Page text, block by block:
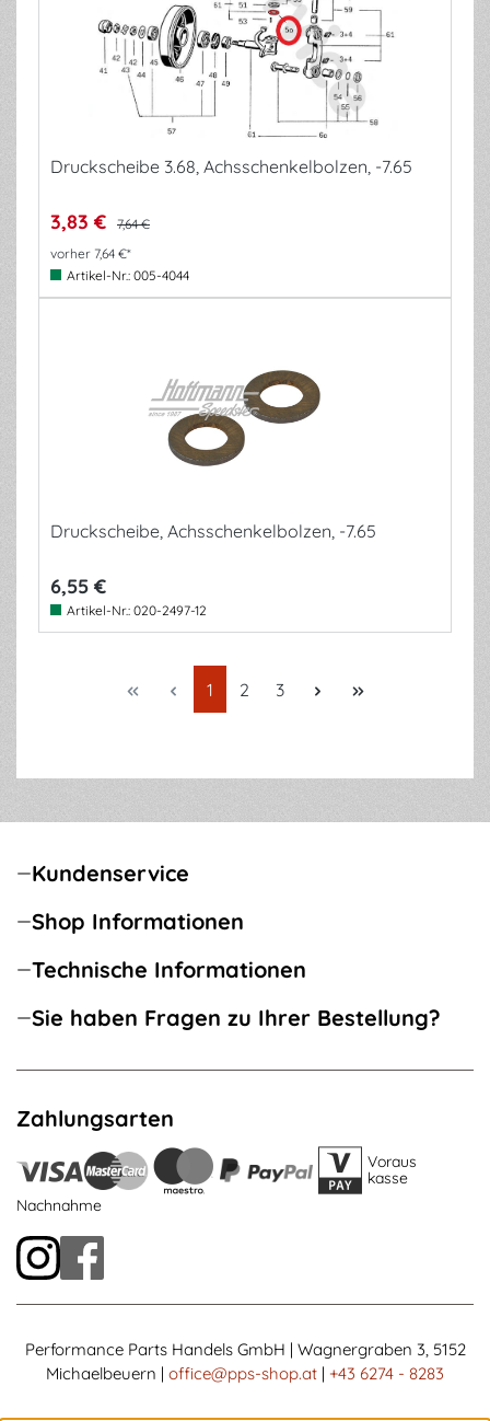
Druckscheibe 3.68, Achsschenkelbolzen, -7.65
3,83 €
7,64 €
vorher 7,64 €*
Artikel-Nr.: 005-4044
Druckscheibe, Achsschenkelbolzen, -7.65
6,55 €
Artikel-Nr.: 020-2497-12
Seite
1 Seite
2 Seite
3
Kundenservice
Shop Informationen
Technische Informationen
Sie haben Fragen zu Ihrer Bestellung?
Zahlungsarten
Voraus
kasse
Nachnahme
Performance Parts Handels GmbH | Wagnergraben 3, 5152
Michaelbeuern | office@pps-shop.at | +43 6274 - 8283